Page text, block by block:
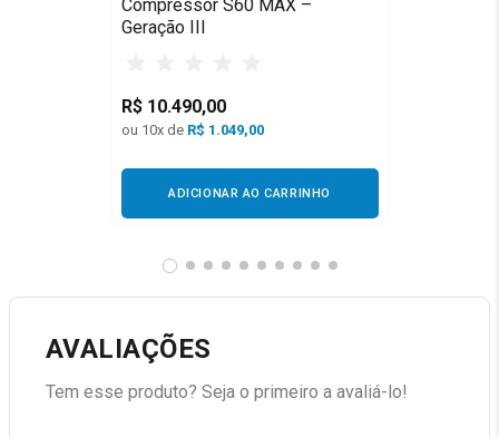
Compressor S60 MAX –
Geração III
R$ 10.490,00
ou 10x de R$ 1.049,00
ADICIONAR AO CARRINHO
AVALIAÇÕES
Tem esse produto? Seja o primeiro a avaliá-lo!